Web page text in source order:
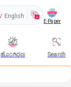
English
E-Paper
ಹೊಂಗಿರಣ Search